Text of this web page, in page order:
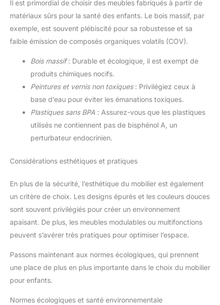
Il est primordial de choisir des meubles fabriqués à partir de
matériaux sûrs pour la santé des enfants. Le bois massif, par
exemple, est souvent plébiscité pour sa robustesse et sa
faible émission de composés organiques volatils (COV).
Bois massif: Durable et écologique, il est exempt de
produits chimiques nocifs.
Peintures et vernis non toxiques: Privilégiez ceux à
base d’eau pour éviter les émanations toxiques.
Plastiques sans BPA : Assurez-vous que les plastiques
utilisés ne contiennent pas de bisphénol A, un
perturbateur endocrinien.
Considérations esthétiques et pratiques
En plus de la sécurité, l’esthétique du mobilier est également
un critère de choix. Les designs épurés et les couleurs douces
sont souvent privilégiés pour créer un environnement
apaisant. De plus, les meubles modulables ou multifonctions
peuvent s’avérer très pratiques pour optimiser l’espace.
Passons maintenant aux normes écologiques, qui prennent
une place de plus en plus importante dans le choix du mobilier
pour enfants.
Normes écologiques et santé environnementale